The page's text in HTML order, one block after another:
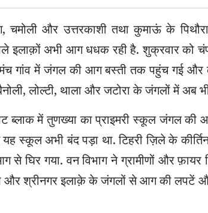
चमोली और उत्तरकाशी तथा कुमाऊं के
इलाक़ों अभी आग धधक रही है. शुक्रवार को
मंच गांव में जंगल की आग बस्ती तक पहुंच गई
लोल्टी, थाला और जटोरा के जंगलों में अब
ब्लाक में तुणख्या का प्राइमरी स्कूल जंगल
स्कूल अभी बंद पड़ा था. टिहरी ज़िले के
से घिर गया. वन विभाग ने ग्रामीणों और
और श्रीनगर इलाक़े के जंगलों से आग की लपटें